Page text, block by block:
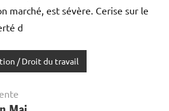
marché, est sévère. Cerise sur le
d
/ Droit du travail